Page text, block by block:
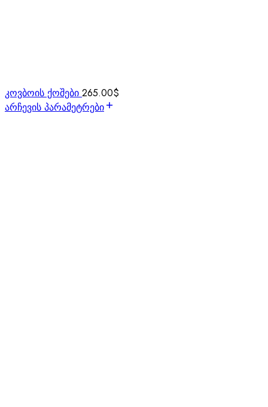
კოვბოის ქოშები 265.00$
არჩევის პარამეტრები